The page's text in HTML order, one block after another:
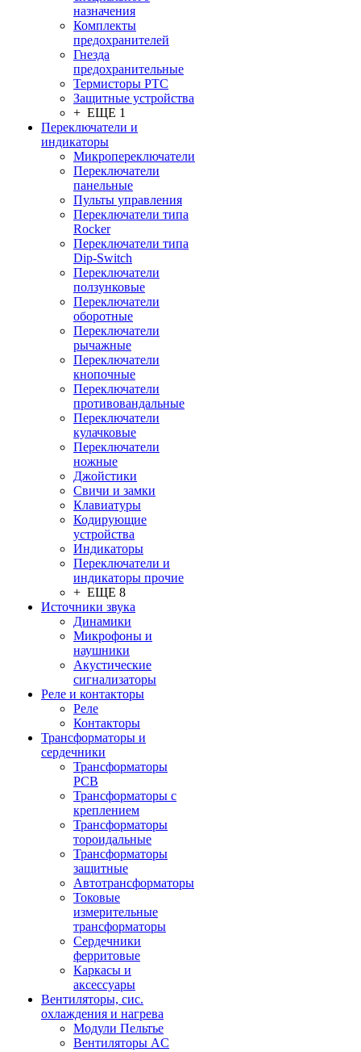
назначения
Комплекты
предохранителей
Гнезда
предохранительные
Термисторы PTC
Защитные устройства
+ ЕЩЕ 1
Переключатели и
индикаторы
Микропереключатели
Переключатели
панельные
Пульты управления
Переключатели типа
Rocker
Переключатели типа
Dip-Switch
Переключатели
ползунковые
Переключатели
оборотные
Переключатели
рычажные
Переключатели
кнопочные
Переключатели
противовандальные
Переключатели
кулачковые
Переключатели
ножные
Джойстики
Свичи и замки
Клавиатуры
Кодирующие
устройства
Индикаторы
Переключатели и
индикаторы прочие
+ ЕЩЕ 8
Источники звука
Динамики
Микрофоны и
наушники
Акустические
сигнализаторы
Реле и контакторы
Реле
Контакторы
Трансформаторы и
сердечники
Трансформаторы
PCB
Трансформаторы с
креплением
Трансформаторы
тороидальные
Трансформаторы
защитные
Автотрансформаторы
Токовые
измерительные
трансформаторы
Сердечники
ферритовые
Каркасы и
аксессуары
Вентиляторы, сис.
охлаждения и нагрева
Модули Пельтье
Вентиляторы AC